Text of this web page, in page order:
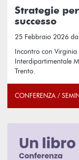
Strategie
successo
25 Febbraio 2026
Incontro con
Interdipartimentale
Trento.
CONFERENZA /